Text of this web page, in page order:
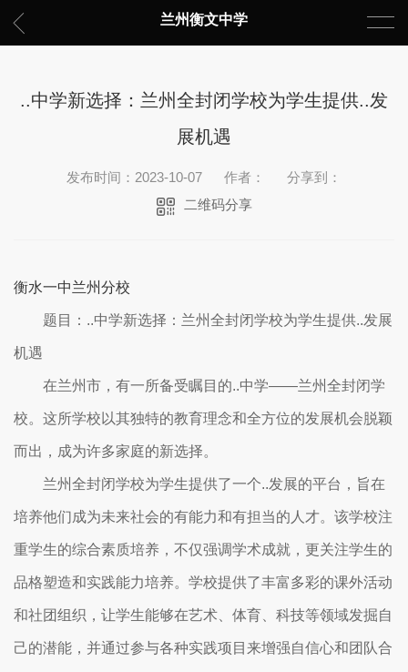
兰州衡文中学
..中学新选择：兰州全封闭学校为学生提供..发
展机遇
发布时间：2023-10-07 作者：
分享到：
二维码分享
衡水一中兰州分校
题目：..中学新选择：兰州全封闭学校为学生提供..发展
机遇
在兰州市，有一所备受瞩目的..中学——兰州全封闭学
校。这所学校以其独特的教育理念和全方位的发展机会脱颖
而出，成为许多家庭的新选择。
兰州全封闭学校为学生提供了一个..发展的平台，旨在
培养他们成为未来社会的有能力和有担当的人才。该学校注
重学生的综合素质培养，不仅强调学术成就，更关注学生的
品格塑造和实践能力培养。学校提供了丰富多彩的课外活动
和社团组织，让学生能够在艺术、体育、科技等领域发掘自
己的潜能，并通过参与各种实践项目来增强自信心和团队合